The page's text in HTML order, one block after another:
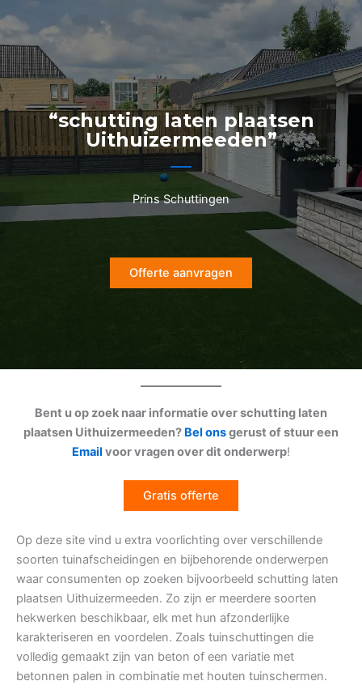
naar
de
inhoud
“schutting laten plaatsen
Uithuizermeeden”
Prins Schuttingen
Offerte aanvragen
Bent u op zoek naar informatie over schutting laten
plaatsen Uithuizermeeden? Bel onsgerust of stuur een
Email voor vragen over dit onderwerp!
Gratis offerte
Op deze site vind u extra voorlichting over verschillende
soorten tuinafscheidingen en bijbehorende onderwerpen
waar consumenten op zoeken bijvoorbeeld schutting laten
plaatsen Uithuizermeeden. Zo zijn er meerdere soorten
hekwerken beschikbaar, elk met hun afzonderlijke
karakteriseren en voordelen. Zoals tuinschuttingen die
volledig gemaakt zijn van beton of een variatie met
betonnen palen in combinatie met houten tuinschermen.